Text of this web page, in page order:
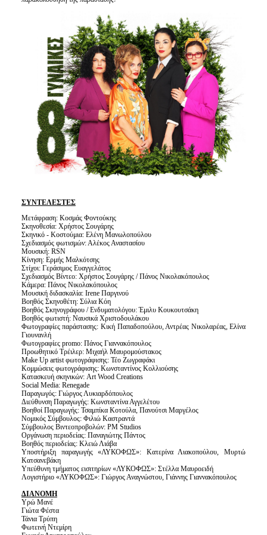
ΣΥΝΤΕΛΕΣΤΕΣ
Μετάφραση: Κοσμάς Φοντούκης
Σκηνοθεσία: Χρήστος Σουγάρης
Σκηνικό - Κοστούμια: Ελένη Μανωλοπούλου
Σχεδιασμός φωτισμών: Αλέκος Αναστασίου
Μουσική: RSN
Κίνηση: Ερμής Μαλκότσης
Στίχοι: Γεράσιμος Ευαγγελάτος
Σχεδιασμός Βίντεο: Χρήστος Σουγάρης / Πάνος Νικολακόπουλος
Κάμερα: Πάνος Νικολακόπουλος
Μουσική διδασκαλία: Irene Παργινού
Βοηθός Σκηνοθέτη: Σύλια Κόη
Βοηθός Σκηνογράφου / Ενδυματολόγου: Έμιλυ Κουκουτσάκη
Βοηθός φωτιστή: Ναυσικά Χριστοδουλάκου
Φωτογραφίες παράστασης: Κική Παπαδοπούλου, Αντρέας Νικολαρέας, Ελίνα
Γιουνανλή
Φωτογραφίες promo: Πάνος Γιαννακόπουλος
Προωθητικό Τρέιλερ: Μιχαήλ Μαυρομούστακος
Make Up artist φωτογράφισης: Τέο Ζωγραφάκι
Κομμώσεις φωτογράφισης: Κωνσταντίνος Κολλιούσης
Κατασκευή σκηνικών: Art Wood Creations
Social Media: Renegade
Παραγωγός: Γιώργος Λυκιαρδόπουλος
Διεύθυνση Παραγωγής: Κωνσταντίνα Αγγελέτου
Βοηθοί Παραγωγής: Τσαμπίκα Κοτούλα, Πανούτσι Μαργέλος
Νομικός Σύμβουλος: Φιλιώ Καστραντά
Σύμβουλος Βιντεοπροβολών: PM Studios
Οργάνωση περιοδείας: Παναγιώτης Πάντος
Βοηθός περιοδείας: Κλειώ Λιάβα
Υποστήριξη παραγωγής «ΛΥΚΟΦΩΣ»: Κατερίνα Λιακοπούλου, Μυρτώ
Κατσανεβάκη
Υπεύθυνη τμήματος εισιτηρίων «ΛΥΚΟΦΩΣ»: Στέλλα Μαυροειδή
Λογιστήριο «ΛΥΚΟΦΩΣ»: Γιώργος Αναγνώστου, Γιάννης Γιαννακόπουλος
ΔΙΑΝΟΜΗ
Υρώ Μανέ
Γιώτα Φέστα
Τάνια Τρύπη
Φωτεινή Ντεμίρη